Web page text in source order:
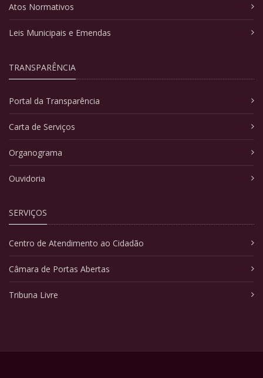
Atos Normativos
Leis Municipais e Emendas
TRANSPARÊNCIA
Portal da Transparência
Carta de Serviços
Organograma
Ouvidoria
SERVIÇOS
Centro de Atendimento ao Cidadão
Câmara de Portas Abertas
Tribuna Livre